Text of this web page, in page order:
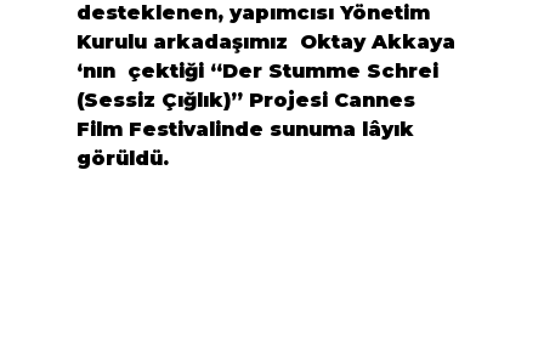
desteklenen, yapımcısı Yönetim
Kurulu arkadaşımız Oktay Akkaya
‘nın  çektiği “Der Stumme Schrei
(Sessiz Çığlık)” Projesi Cannes
Film Festivalinde sunuma lâyık
görüldü.